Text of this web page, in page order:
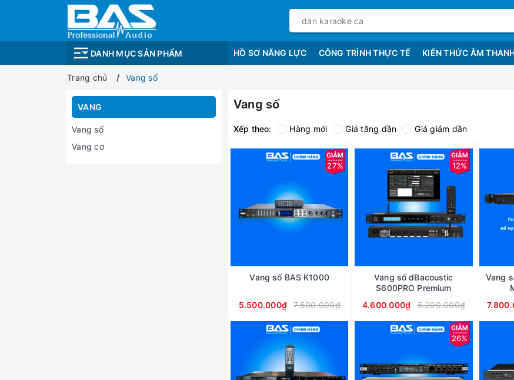
DANH MỤC SẢN PHẨM HỒ SƠ NĂNG LỰC CÔNG TRÌNH THỰC TẾ KIẾN THỨC ÂM
Trang chủ Vang số
VANG
Vang số
Vang cơ
Vang số
Xếp theo: Hàng mới Giá tăng dần Giá giảm dần
27%
Vang số BAS K1000
5.500.000₫ 7.500.000₫
12%
Vang số dBacoustic
S600PRO Premium
4.600.000₫
5.200.000₫
Vang
26%